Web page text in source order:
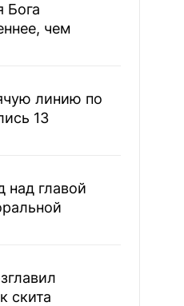
Бога
чем
линию по
13
над главой
скита